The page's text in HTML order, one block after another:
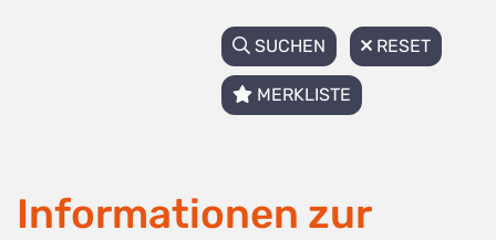
SUCHEN RESET
MERKLISTE
Informationen zur